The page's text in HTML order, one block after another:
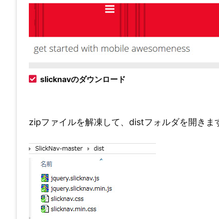
slicknavのダウンロード
zipファイルを解凍して、distフォルダを開きま